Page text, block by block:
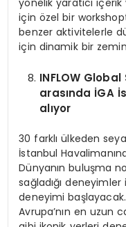
yönelik yaratıcı
için özel bir
benzer aktivitelerle
için dinamik bir
INFLOW
arasında İGA
alıyor
30 farklı ülkeden
İstanbul
Dünyanın buluşma
sağladığı
deneyimi
Avrupa’nın en uzun